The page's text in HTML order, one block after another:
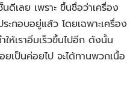
ดีเลย เพราะ ขึ้นชื่อว่าเครื่อง
กอบอยู่แล้ว โดยเฉพาะเครื่อง
ห้เราอิ่มเร็วขึ้นไปอีก ดังนั้น
เป็นค่อยไป จะได้ทานพวกเนื้อ